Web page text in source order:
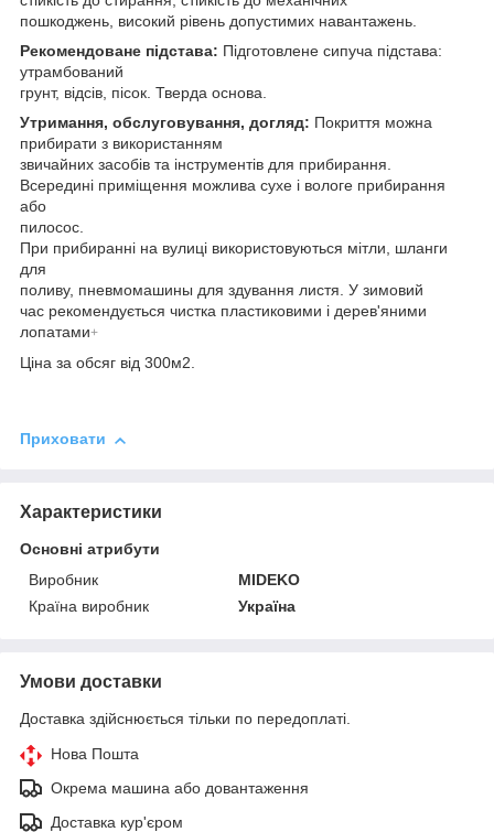
пошкоджень, високий рівень допустимих навантажень.
Рекомендоване підстава: Підготовлене сипуча підстава:
утрамбований
грунт, відсів, пісок. Тверда основа.
Утримання, обслуговування, догляд: Покриття можна
прибирати з використанням
звичайних засобів та інструментів для прибирання.
Всередині приміщення можлива сухе і вологе прибирання
або
пилосос.
При прибиранні на вулиці використовуються мітли, шланги
для
поливу, пневмомашины для здування листя. У зимовий
час рекомендується чистка пластиковими і дерев'яними
лопатами+
Ціна за обсяг від 300м2.
Приховати
Характеристики
Основні атрибути
Виробник
MIDEKO
Країна виробник
Україна
Умови доставки
Доставка здійснюється тільки по передоплаті.
Нова Пошта
Окрема машина або довантаження
Доставка кур'єром